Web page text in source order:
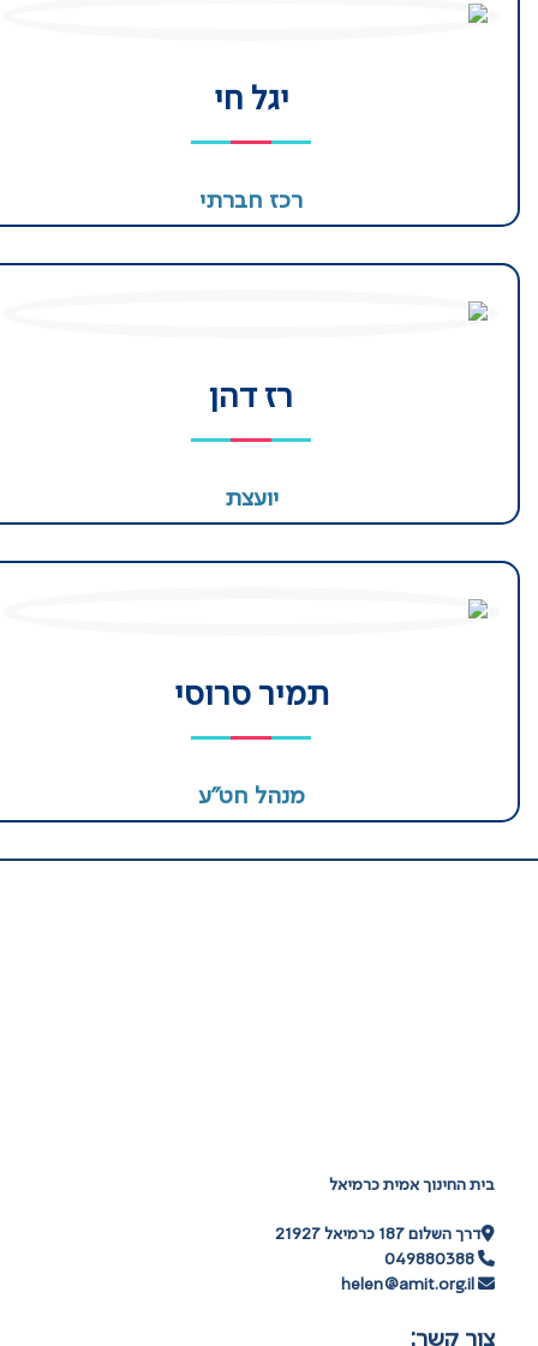
יגל חי
רכז חברתי
רז דהן
יועצת
תמיר סרוסי
מנהל חט״ע
בית החינוך אמית כרמיאל
דרך השלום 187 כרמיאל 21927
049880388
helen@amit.org.il
צור קשר: